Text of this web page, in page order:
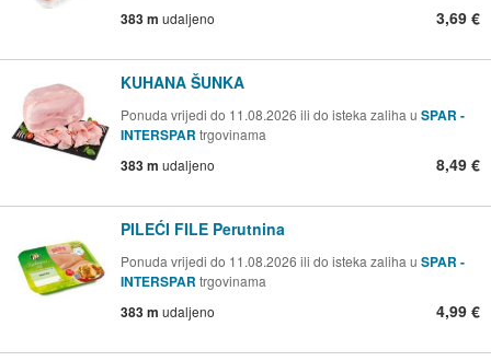
383 m udaljeno 3,69 €
KUHANA ŠUNKA
Ponuda vrijedi do 11.08.2026 ili do isteka zaliha u SPAR -
INTERSPAR trgovinama
383 m udaljeno 8,49 €
PILEĆI FILE Perutnina
Ponuda vrijedi do 11.08.2026 ili do isteka zaliha u SPAR -
INTERSPAR trgovinama
383 m udaljeno 4,99 €